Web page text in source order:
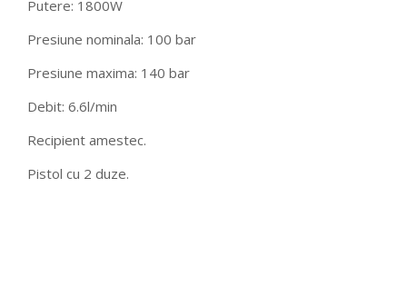
Putere: 1800W
Presiune nominala: 100 bar
Presiune maxima: 140 bar
Debit: 6.6l/min
Recipient amestec.
Pistol cu 2 duze.